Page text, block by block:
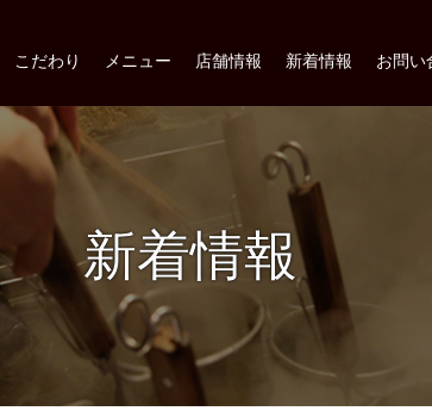
こだわり メニュー 店舗情報 新着情報 お問い
新着情報